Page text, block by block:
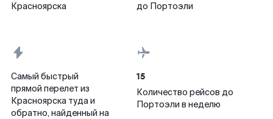
Красноярска
до Портоэли
Самый быстрый
прямой перелет из
Красноярска туда и
обратно, найденный на
15
Количество рейсов до
Портоэли в неделю